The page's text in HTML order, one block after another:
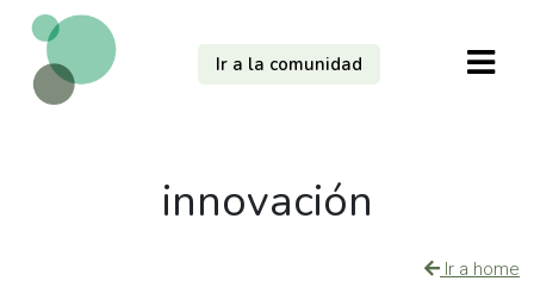
Ir a la comunidad
innovación
Ir a home